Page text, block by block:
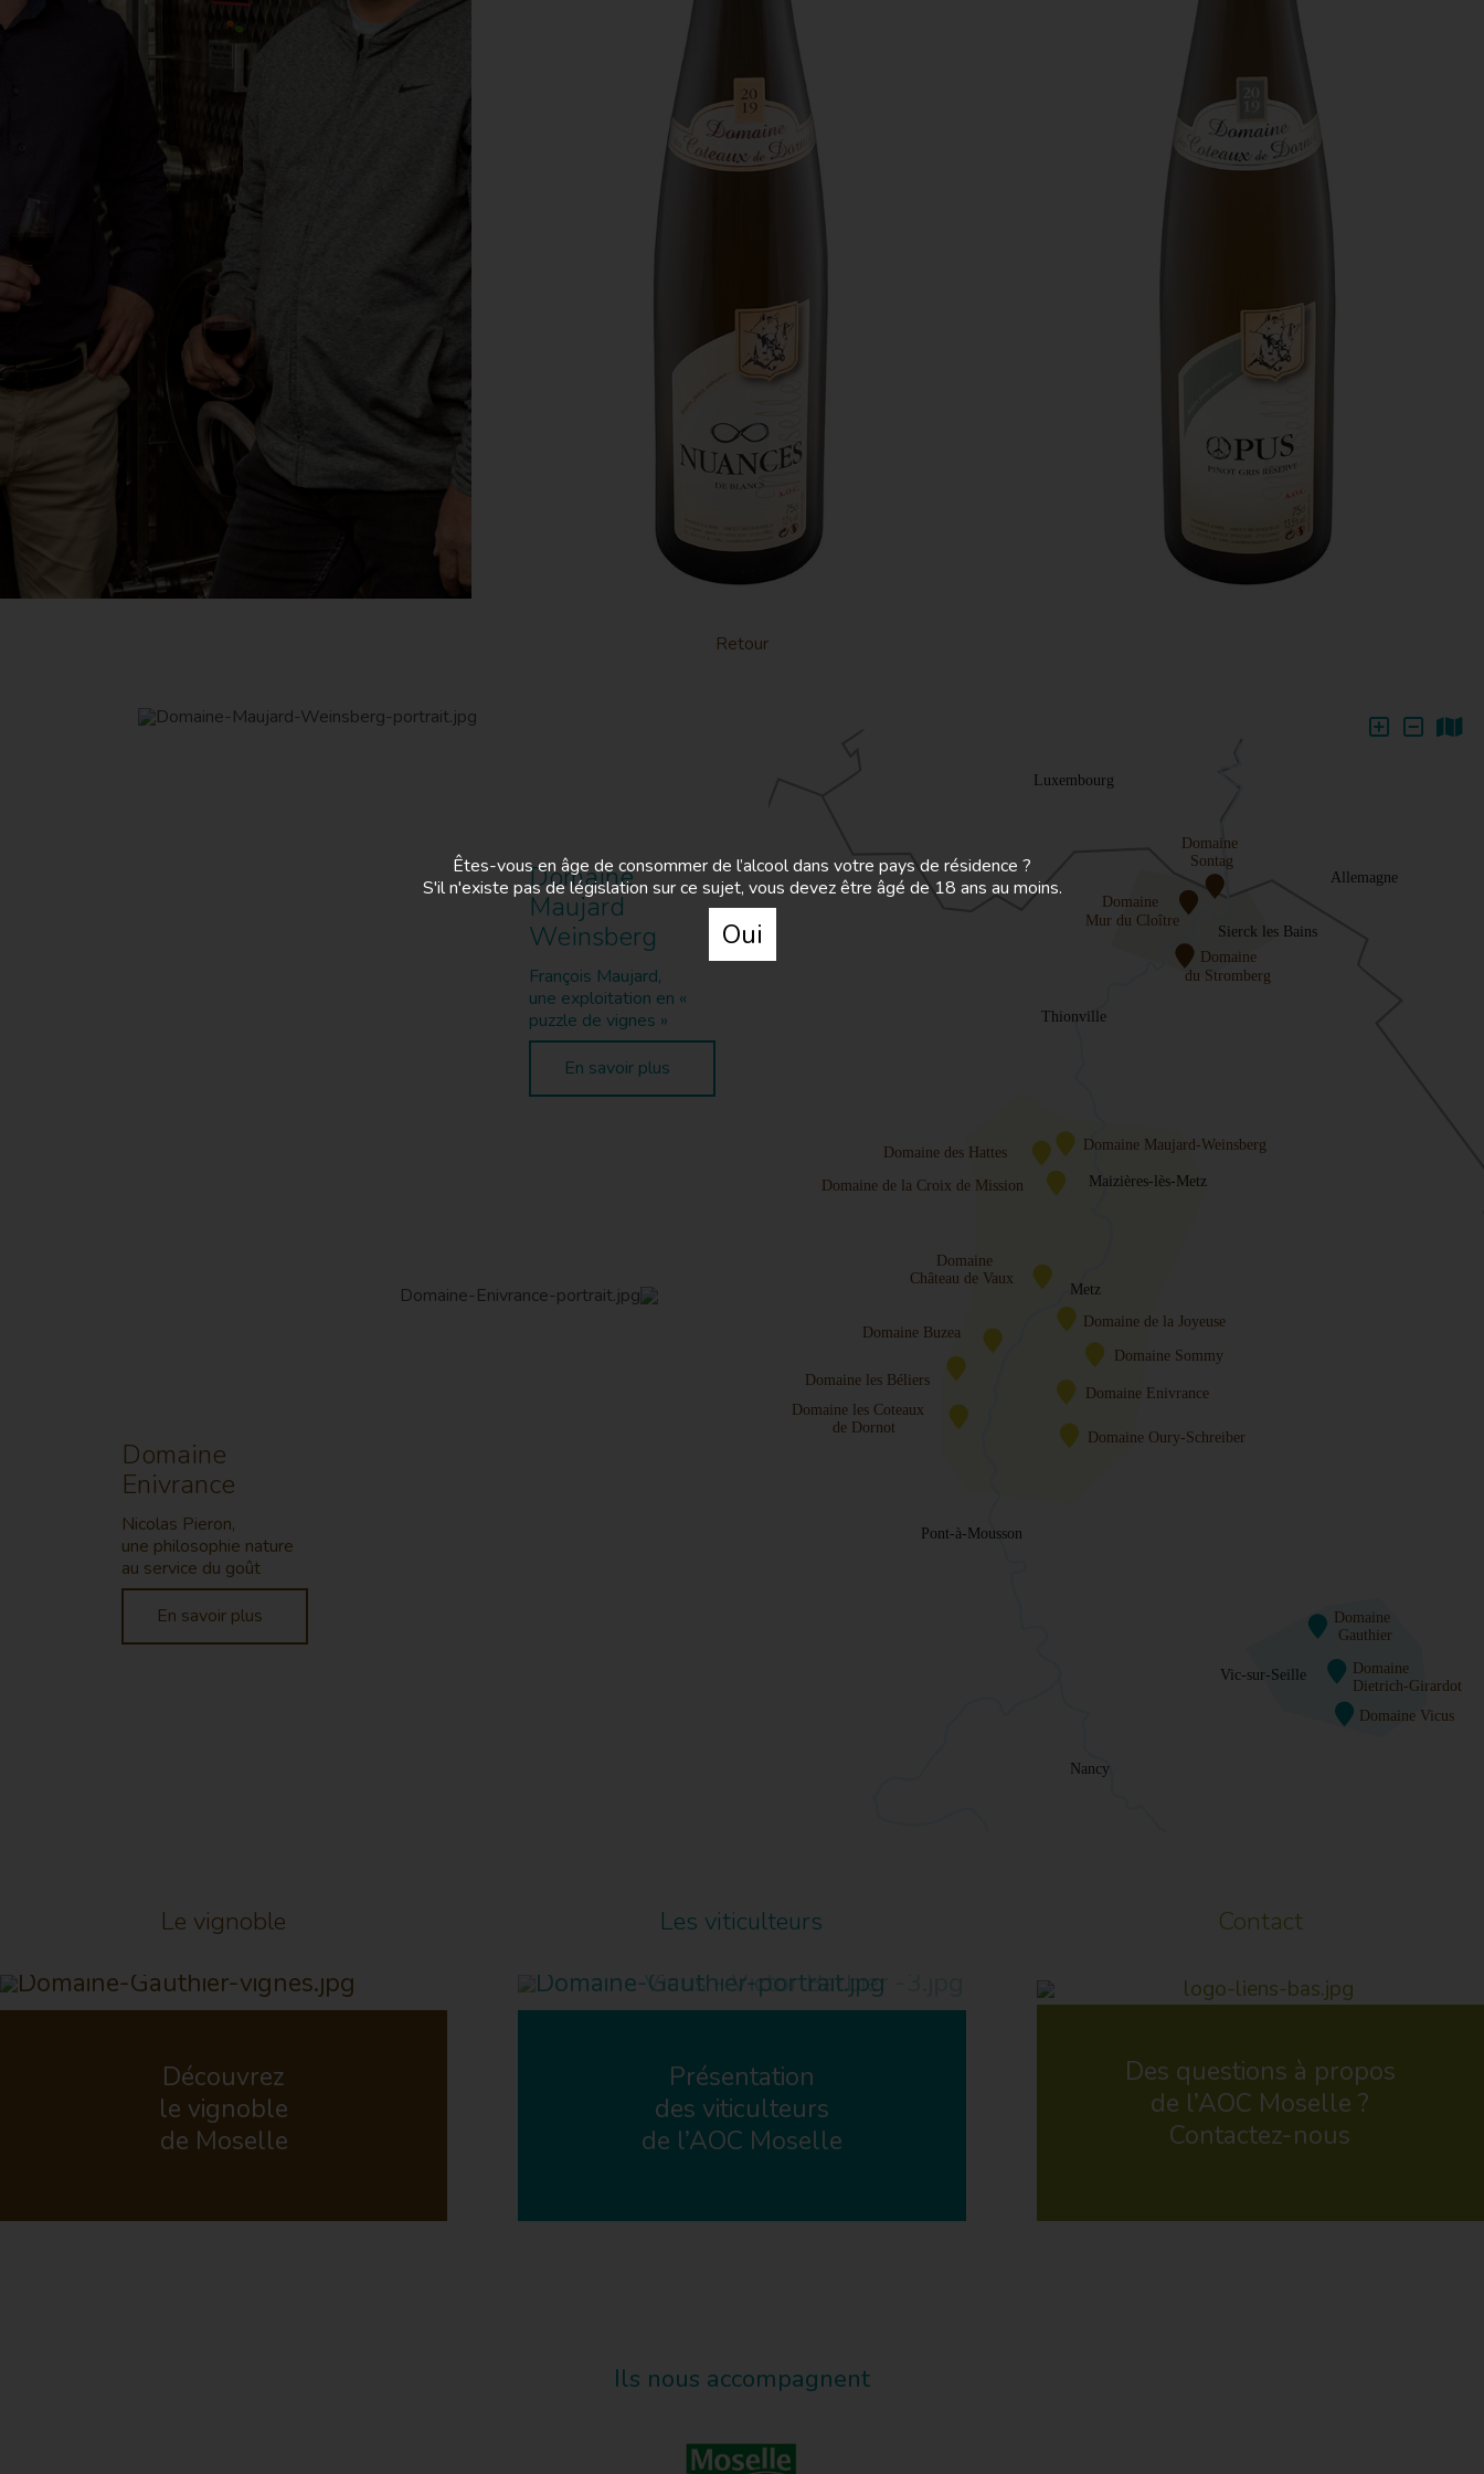
Êtes-vous en âge de consommer de l’alcool dans votre pays de résidence ?
S'il n'existe pas de législation sur ce sujet, vous devez être âgé de 18 ans au moins.
Oui
Victor Barbier, un jeune Domaine dans la vallée de Seille
Domaine des Coteaux de Dornot -
C’est un assemblage de cépages d’auxerrois et de pinot
blanc. C’est la cuvée de mon fils Hugo, qui a choisi avec
moi le symbole de l’infini. L’infini des belles choses, de
l’amour, des choses bien faites en famille.
Ce vin est limpide, lumineux, d’une teinte or intense. Le
nez révèle des fleurs blanches, pêches et violettes. Le
encore un steak tartare.
Domaine des Coteaux de Dornot -
La cuvée de ma fille Nina, dont l’étiquette présente le
signe de la paix.
Lumineux également, il présente une robe jaune ambre.
Le nez est d’une grande complexité aromatique, avec
Retour
Domaine
Maujard
Weinsberg
François Maujard,
une exploitation en «
puzzle de vignes »
En savoir plus
Domaine
Enivrance
Nicolas Pieron,
une philosophie nature
au service du goût
En savoir plus
Le vignoble
Découvrez
le vignoble
de Moselle
Les viticulteurs
Présentation
des viticulteurs
de l’AOC Moselle
Contact
Des questions à propos
de l’AOC Moselle ?
Contactez-nous
Ils nous accompagnent